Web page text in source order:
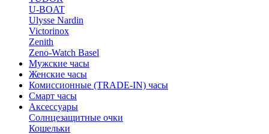
U-BOAT
Ulysse Nardin
Victorinox
Zenith
Zeno-Watch Basel
Мужские часы
Женские часы
Комиссионные (TRADE-IN) часы
Смарт часы
Аксессуары
Солнцезащитные очки
Кошельки